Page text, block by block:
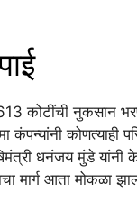
कोटींची नुकसान
कोणत्याही
धनंजय मुंडे यांनी
मार्ग आता मोकळा